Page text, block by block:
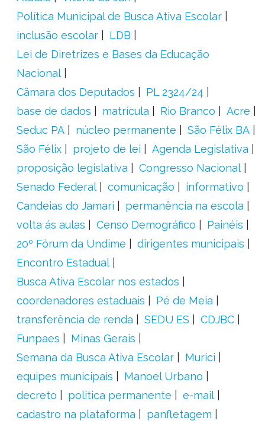
Política Municipal de Busca Ativa Escolar
inclusão escolar
LDB
Lei de Diretrizes e Bases da Educação
Nacional
Câmara dos Deputados
PL 2324/24
base de dados
matrícula Rio Branco
Acre
Seduc PA
núcleo permanente
São Félix BA
São Félix
projeto de lei
Agenda Legislativa
proposição legislativa
Congresso Nacional
Senado Federal
comunicação
informativo
Candeias do Jamari
permanência na escola
volta ás aulas
Censo Demográfico
Painéis
20º Fórum da Undime
dirigentes municipais
Encontro Estadual
Busca Ativa Escolar nos estados
coordenadores estaduais
Pé de Meia
transferência de renda
SEDU ES
CDJBC
Funpaes
Minas Gerais
Semana da Busca Ativa Escolar
Murici
equipes municipais
Manoel Urbano
decreto
política permanente
e-mail
cadastro na plataforma
panfletagem